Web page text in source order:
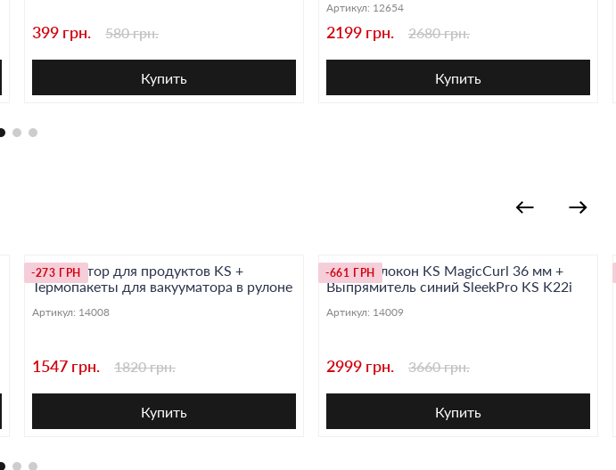
399 грн. 580 грн.
Купить
Артикул: 12654
2199 грн. 2680 грн.
Купить
-273 ГРН
Вакууматор для продуктов KS +
Термопакеты для вакууматора в рулоне
Артикул: 14008
1547 грн. 1820 грн.
Купить
-661 ГРН
Плойка-локон KS MagicCurl 36 мм +
Выпрямитель синий SleekPro KS K22i
Артикул: 14009
2999 грн. 3660 грн.
Купить